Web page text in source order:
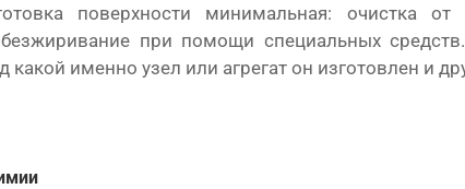
поверхности минимальная: очистка от
при помощи специальных
именно узел или агрегат он изготовлен и